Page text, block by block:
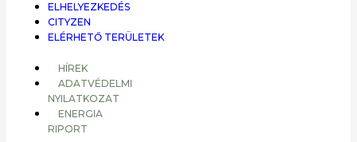
ELHELYEZKEDÉS
CITYZEN
ELÉRHETŐ TERÜLETEK
HÍREK
ADATVÉDELMI
NYILATKOZAT
ENERGIA
RIPORT